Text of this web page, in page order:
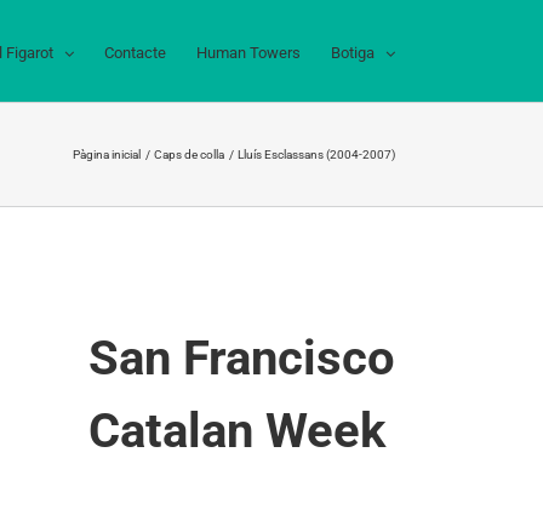
Figarot Contacte Human Towers Botiga
Pàgina inicial Caps de colla Lluís Esclassans (2004-2007)
San Francisco
Catalan Week